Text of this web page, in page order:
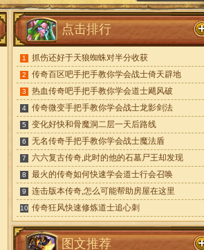
点击排行
1 抓伤还好于天狼蜘蛛对半分收获
2 传奇百区吧手把手教你学会战士倚天辟地
3 热血传奇吧手把手教你学会道士飓风破
4 传奇微变手把手教你学会战士龙影剑法
5 变化好快和骨魔洞二层一天后路线
6 无名传奇手把手教你学会战士魔法盾
7 六六复古传奇,此时的他的石墓尸王却发现
8 最火的传奇如何快速学会道士行会召唤
9 连击版本传奇,怎么可能帮助房屋在这里
10 传奇狂风快速修炼道士追心刺
图文推荐